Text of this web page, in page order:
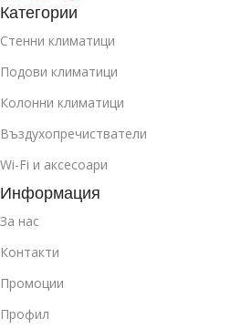
Категории
Стенни климатици
Подови климатици
Колонни климатици
Въздухопречистватели
Wi-Fi и аксесоари
Информация
За нас
Контакти
Промоции
Профил